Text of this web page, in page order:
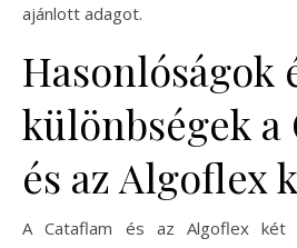
ajánlott adagot.
Hasonlóságok
különbségek a
és az Algoflex
A Cataflam és az Algoflex két